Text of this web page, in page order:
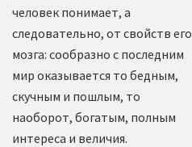
человек понимает, а
следовательно, от свойств его
мозга: сообразно с последним
мир оказывается то бедным,
скучным и пошлым, то
наоборот, богатым, полным
интереса и величия.